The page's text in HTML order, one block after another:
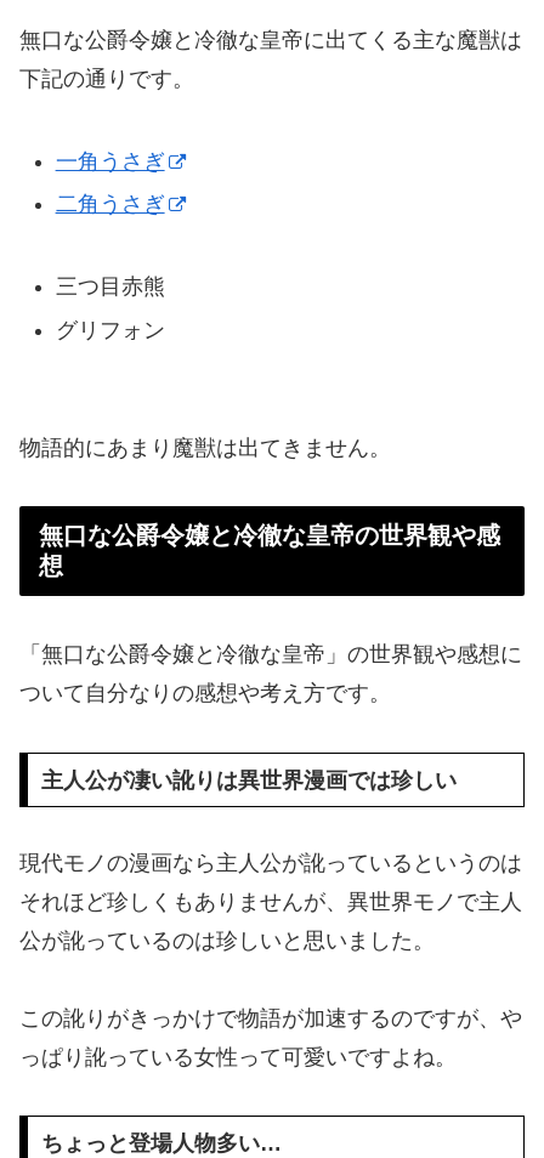
無口な公爵令嬢と冷徹な皇帝に出てくる主な魔獣は
下記の通りです。
一角うさぎ
二角うさぎ
三つ目赤熊
グリフォン
物語的にあまり魔獣は出てきません。
無口な公爵令嬢と冷徹な皇帝の世界観や感
想
「無口な公爵令嬢と冷徹な皇帝」の世界観や感想に
ついて自分なりの感想や考え方です。
主人公が凄い訛りは異世界漫画では珍しい
現代モノの漫画なら主人公が訛っているというのは
それほど珍しくもありませんが、異世界モノで主人
公が訛っているのは珍しいと思いました。
この訛りがきっかけで物語が加速するのですが、や
っぱり訛っている女性って可愛いですよね。
ちょっと登場人物多い…